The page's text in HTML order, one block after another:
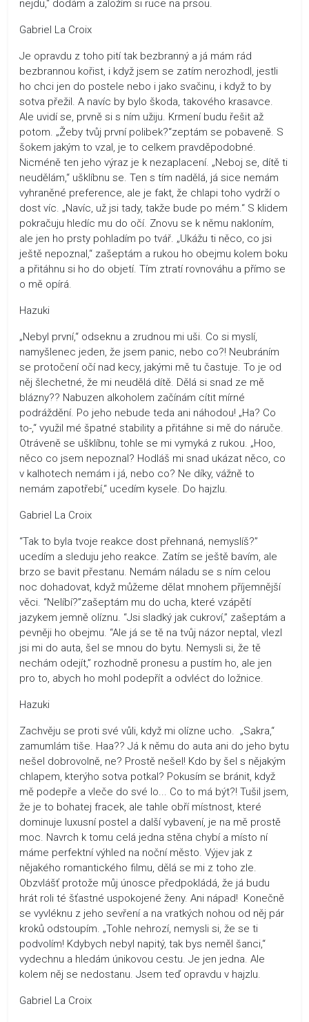
nejdu,“ dodám a založím si ruce na prsou.
Gabriel La Croix
Je opravdu z toho pití tak bezbranný a já mám rád
bezbrannou kořist, i když jsem se zatím nerozhodl, jestli
ho chci jen do postele nebo i jako svačinu, i když to by
sotva přežil. A navíc by bylo škoda, takového krasavce.
Ale uvidí se, prvně si s ním užiju. Krmení budu řešit až
potom. „Žeby tvůj první polibek?“zeptám se pobaveně. S
šokem jakým to vzal, je to celkem pravděpodobné.
Nicméně ten jeho výraz je k nezaplacení. „Neboj se, dítě ti
neudělám,“ ušklíbnu se. Ten s tím nadělá, já sice nemám
vyhraněné preference, ale je fakt, že chlapi toho vydrží o
dost víc. „Navíc, už jsi tady, takže bude po mém.“ S klidem
pokračuju hledíc mu do očí. Znovu se k němu nakloním,
ale jen ho prsty pohladím po tvář. „Ukážu ti něco, co jsi
ještě nepoznal,“ zašeptám a rukou ho obejmu kolem boku
a přitáhnu si ho do objetí. Tím ztratí rovnováhu a přímo se
o mě opírá.
Hazuki
„Nebyl první,“ odseknu a zrudnou mi uši. Co si myslí,
namyšlenec jeden, že jsem panic, nebo co?! Neubráním
se protočení očí nad kecy, jakými mě tu častuje. To je od
něj šlechetné, že mi neudělá dítě. Dělá si snad ze mě
blázny?? Nabuzen alkoholem začínám cítit mírné
podráždění. Po jeho nebude teda ani náhodou! „Ha? Co
to-,“ využil mé špatné stability a přitáhne si mě do náruče.
Otráveně se ušklíbnu, tohle se mi vymyká z rukou. „Hoo,
něco co jsem nepoznal? Hodláš mi snad ukázat něco, co
v kalhotech nemám i já, nebo co? Ne díky, vážně to
nemám zapotřebí,“ ucedím kysele. Do hajzlu.
Gabriel La Croix
“Tak to byla tvoje reakce dost přehnaná, nemyslíš?”
ucedím a sleduju jeho reakce. Zatím se ještě bavím, ale
brzo se bavit přestanu. Nemám náladu se s ním celou
noc dohadovat, když můžeme dělat mnohem příjemnější
věci. “Nelíbí?”zašeptám mu do ucha, které vzápětí
jazykem jemně olíznu. “Jsi sladký jak cukroví,” zašeptám a
pevněji ho obejmu. “Ale já se tě na tvůj názor neptal, vlezl
jsi mi do auta, šel se mnou do bytu. Nemysli si, že tě
nechám odejít,” rozhodně pronesu a pustím ho, ale jen
pro to, abych ho mohl podepřít a odvléct do ložnice.
Hazuki
Zachvěju se proti své vůli, když mi olízne ucho. „Sakra,“
zamumlám tiše. Haa?? Já k němu do auta ani do jeho bytu
nešel dobrovolně, ne? Prostě nešel! Kdo by šel s nějakým
chlapem, kterýho sotva potkal? Pokusím se bránit, když
mě podepře a vleče do své lo... Co to má být?! Tušil jsem,
že je to bohatej fracek, ale tahle obří místnost, které
dominuje luxusní postel a další vybavení, je na mě prostě
moc. Navrch k tomu celá jedna stěna chybí a místo ní
máme perfektní výhled na noční město. Výjev jak z
nějakého romantického filmu, dělá se mi z toho zle.
Obzvlášť protože můj únosce předpokládá, že já budu
hrát roli té šťastné uspokojené ženy. Ani nápad! Konečně
se vyvléknu z jeho sevření a na vratkých nohou od něj pár
kroků odstoupím. „Tohle nehrozí, nemysli si, že se ti
podvolím! Kdybych nebyl napitý, tak bys neměl šanci,“
vydechnu a hledám únikovou cestu. Je jen jedna. Ale
kolem něj se nedostanu. Jsem teď opravdu v hajzlu.
Gabriel La Croix